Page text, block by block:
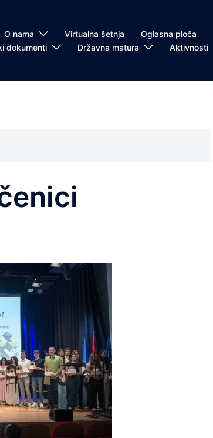
O nama Virtualna šetnja Oglasna ploča
dokumenti
Državna matura Aktivnosti